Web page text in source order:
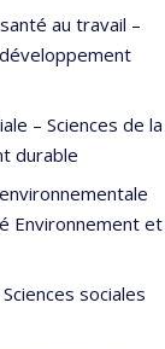
au travail –
– Sciences de la
durable
Environnement et
sociales